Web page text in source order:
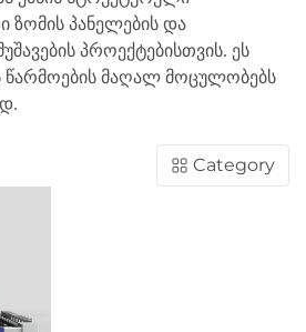
ზომის პანელების და
პროექტებისთვის. ეს
წარმოების მაღალ მოცულობებს
Category